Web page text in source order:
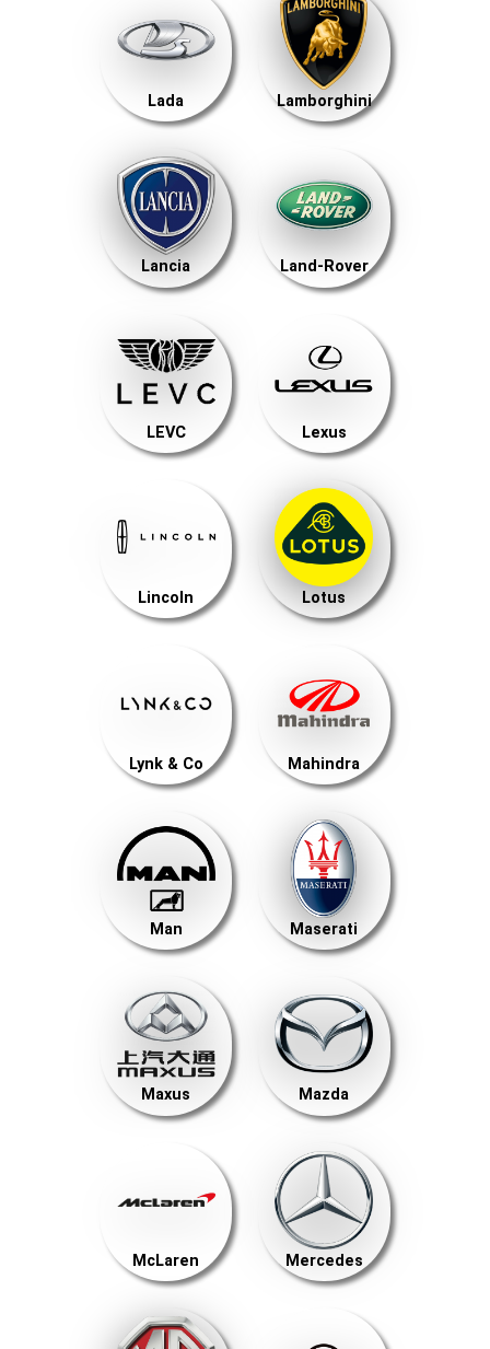
Lada Lamborghini
Lancia Land-Rover
LEVC Lexus
Lincoln Lotus
Lynk & Co Mahindra
Man Maserati
Maxus Mazda
McLaren Mercedes